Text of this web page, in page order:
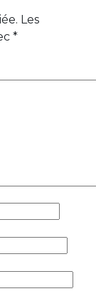
Les
*